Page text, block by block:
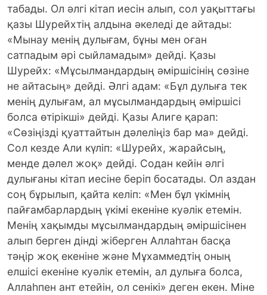
табады. Ол әлгі кітап иесін алып, сол уақыттағы
қазы Шурейхтің алдына әкеледі де айтады:
«Мынау менің дулығам, бұны мен оған
сатпадым әрі сыйламадым» дейді. Қазы
Шурейх: «Мұсылмандардың әміршісінің сөзіне
не айтасың» дейді. Әлгі адам: «Бұл дулыға тек
менің дулығам, ал мұсылмандардың әміршісі
болса өтірікші» дейді. Қазы Алиге қарап:
«Сөзіңізді қуаттайтын дәлеліңіз бар ма» дейді.
Сол кезде Али күліп: «Шурейх, жарайсың,
менде дәлел жоқ» дейді. Содан кейін әлгі
дулығаны кітап иесіне беріп босатады. Ол аздан
соң бұрылып, қайта келіп: «Мен бұл үкімнің
пайғамбарлардың үкімі екеніне куәлік етемін.
Менің хақымды мұсылмандардың әміршісінен
алып берген дінді жіберген Аллаһтан басқа
тәңір жоқ екеніне және Мұхаммедтің оның
елшісі екеніне куәлік етемін, ал дулыға болса,
Аллаһпен ант етейін, ол сенікі» деген екен. Міне